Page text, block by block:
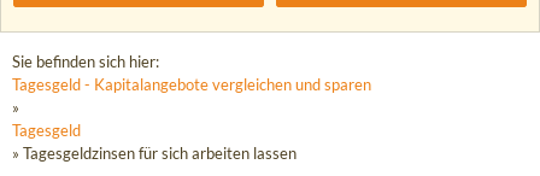
Sie befinden sich hier:
Tagesgeld - Kapitalangebote vergleichen und sparen
»
Tagesgeld
» Tagesgeldzinsen für sich arbeiten lassen